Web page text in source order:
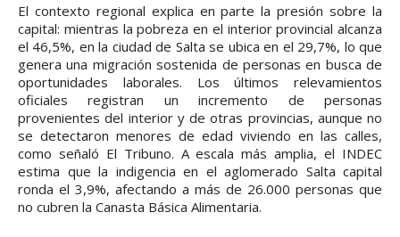
El contexto regional explica en parte la presión sobre la
capital: mientras la pobreza en el interior provincial alcanza
el 46,5%, en la ciudad de Salta se ubica en el 29,7%, lo que
genera una migración sostenida de personas en busca de
oportunidades laborales. Los últimos relevamientos
oficiales registran un incremento de personas
provenientes del interior y de otras provincias, aunque no
se detectaron menores de edad viviendo en las calles,
como señaló El Tribuno. A escala más amplia, el INDEC
estima que la indigencia en el aglomerado Salta capital
ronda el 3,9%, afectando a más de 26.000 personas que
no cubren la Canasta Básica Alimentaria.